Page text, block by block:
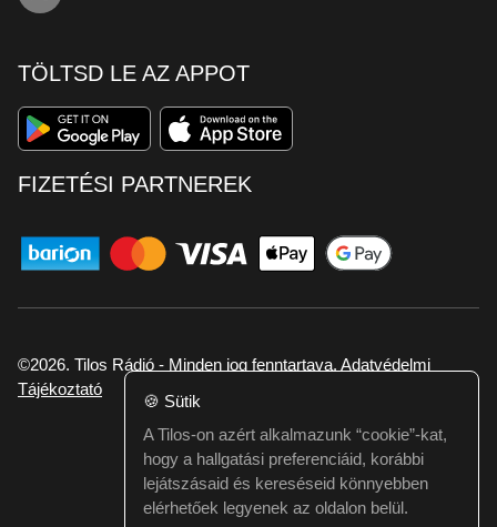
TÖLTSD LE AZ APPOT
FIZETÉSI PARTNEREK
©2026. Tilos Rádió - Minden jog fenntartava. Adatvédelmi
Tájékoztató
Ha hibát találtál vagy kérdésed van itt jelezd:
webmester@tilos.hu
🍪 Sütik
A Tilos-on azért alkalmazunk “cookie”-kat,
hogy a hallgatási preferenciáid, korábbi
lejátszásaid és kereséseid könnyebben
elérhetőek legyenek az oldalon belül.